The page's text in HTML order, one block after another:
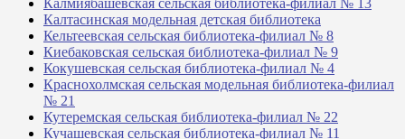
Калмиябашевская сельская библиотека-филиал № 13
Калтасинская модельная детская библиотека
Кельтеевская сельская библиотека-филиал № 8
Киебаковская сельская библиотека-филиал № 9
Кокушевская сельская библиотека-филиал № 4
Краснохолмская сельская модельная библиотека-филиал
№ 21
Кутеремская сельская библиотека-филиал № 22
Кучашевская сельская библиотека-филиал № 11